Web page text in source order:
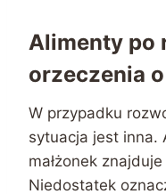
Alimenty po
orzeczenia
W przypadku
sytuacja jest inna.
małżonek
Niedostatek